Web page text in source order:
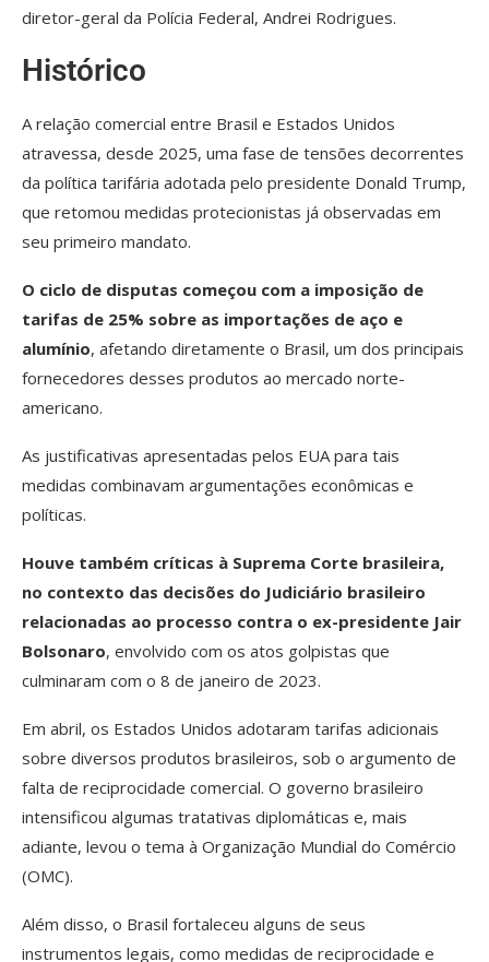
diretor-geral da Polícia Federal, Andrei Rodrigues.
Histórico
A relação comercial entre Brasil e Estados Unidos
atravessa, desde 2025, uma fase de tensões decorrentes
da política tarifária adotada pelo presidente Donald Trump,
que retomou medidas protecionistas já observadas em
seu primeiro mandato.
O ciclo de disputas começou com a imposição de
tarifas de 25% sobre as importações de aço e
alumínio, afetando diretamente o Brasil, um dos principais
fornecedores desses produtos ao mercado norte-
americano.
As justificativas apresentadas pelos EUA para tais
medidas combinavam argumentações econômicas e
políticas.
Houve também críticas à Suprema Corte brasileira,
no contexto das decisões do Judiciário brasileiro
relacionadas ao processo contra o ex-presidente Jair
Bolsonaro, envolvido com os atos golpistas que
culminaram com o 8 de janeiro de 2023.
Em abril, os Estados Unidos adotaram tarifas adicionais
sobre diversos produtos brasileiros, sob o argumento de
falta de reciprocidade comercial. O governo brasileiro
intensificou algumas tratativas diplomáticas e, mais
adiante, levou o tema à Organização Mundial do Comércio
(OMC).
Além disso, o Brasil fortaleceu alguns de seus
instrumentos legais, como medidas de reciprocidade e